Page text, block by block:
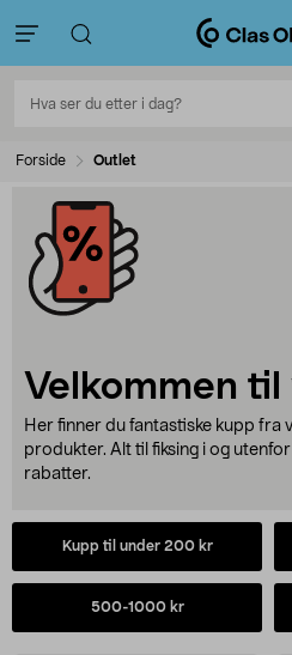
Forside Outlet
Velkommen
Her finner du fantastiske kupp fra
produkter. Alt til fiksing i og
rabatter.
Kupp til under 200 kr
500-1000 kr